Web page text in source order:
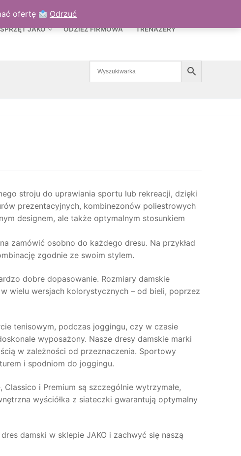
ofertę Odrzuć
KOSZYK
SPRZĘT JAKO ODZIEŻ FIRMOWA TRENAŻERY
stroju do uprawiania sportu lub rekreacji, dzięki
prezentacyjnych, kombinezonów poliestrowych
designem, ale także optymalnym stosunkiem
zamówić osobno do każdego dresu. Na przykład
zgodnie ze swoim stylem.
dobre dopasowanie. Rozmiary damskie
wielu wersjach kolorystycznych – od bieli, poprzez
tenisowym, podczas joggingu, czy w czasie
wyposażony. Nasze dresy damskie marki
w zależności od przeznaczenia. Sportowy
i spodniom do joggingu.
i Premium są szczególnie wytrzymałe,
wyściółka z siateczki gwarantują optymalny
damski w sklepie JAKO i zachwyć się naszą